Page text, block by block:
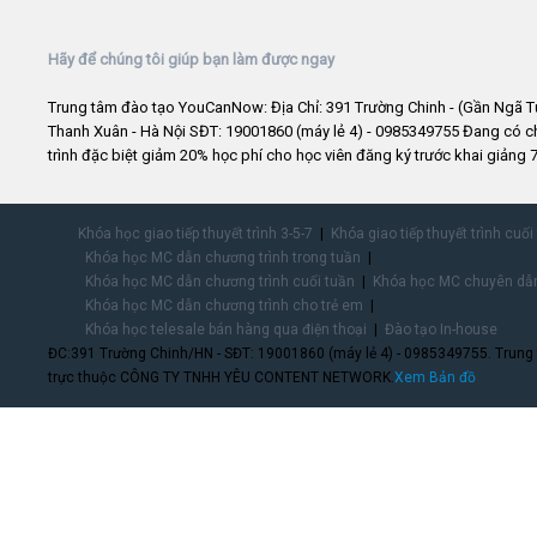
Hãy để chúng tôi giúp bạn làm được ngay
Trung tâm đào tạo YouCanNow: Địa Chỉ: 391 Trường Chinh - (Gần Ngã
Thanh Xuân - Hà Nội SĐT: 19001860 (máy lẻ 4) - 0985349755 Đang có
trình đặc biệt giảm 20% học phí cho học viên đăng ký trước khai giảng
Khóa học giao tiếp thuyết trình 3-5-7
Khóa giao tiếp thuyết trình
Khóa học MC dẫn chương trình trong tuần
Khóa học MC dẫn chương trình cuối tuần
Khóa học MC chuyên
Khóa học MC dẫn chương trình cho trẻ em
Khóa học telesale bán hàng qua điện thoại
Đào tạo In-house
ĐC:391 Trường Chinh/HN - SĐT: 19001860 (máy lẻ 4) - 0985349755.
trực thuộc CÔNG TY TNHH YÊU CONTENT NETWORK.Xem Bản đồ